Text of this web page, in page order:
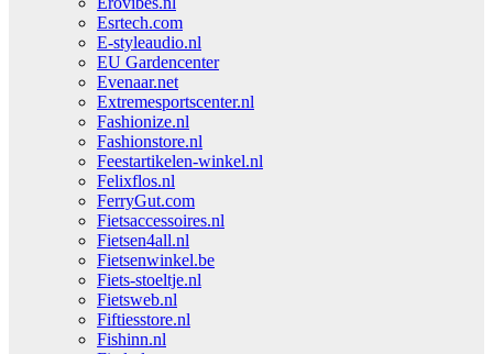
Esrtech.com
E-styleaudio.nl
EU Gardencenter
Evenaar.net
Extremesportscenter.nl
Fashionize.nl
Fashionstore.nl
Feestartikelen-winkel.nl
Felixflos.nl
FerryGut.com
Fietsaccessoires.nl
Fietsen4all.nl
Fietsenwinkel.be
Fiets-stoeltje.nl
Fietsweb.nl
Fiftiesstore.nl
Fishinn.nl